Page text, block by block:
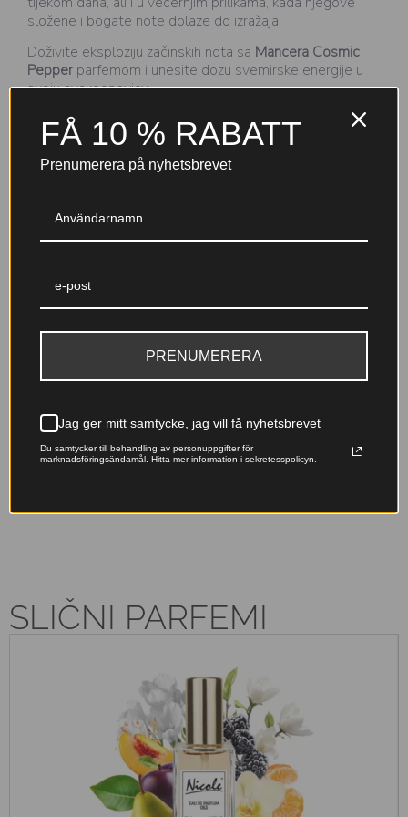
složene i bogate note dolaze do izražaja.
Doživite eksploziju začinskih nota sa Mancera Cosmic
Pepperparfemom i unesite dozu svemirske energije u
svoju svakodnevicu.
Varför välja Nicole-parfymer?
Till 30 %
parfymkoncentration (EDP+)
En djupare, mer intensiv doft
med lång hållbarhet – skapad
med IFRA-certifiering och
tillverkning inom EU för din
Franska essenser
Originalfranska doftoljor –
Miljövänligt val
Våra påfyllningsbara flaskor
fantastiskt.
SLIČNI PARFEMI
FÅ 10 % RABATT
Prenumerera på nyhetsbrevet
PRENUMERERA
Jag ger mitt samtycke, jag vill få nyhetsbrevet
Du samtycker till behandling av personuppgifter för
marknadsföringsändamål. Hitta mer information i sekretesspolicyn.